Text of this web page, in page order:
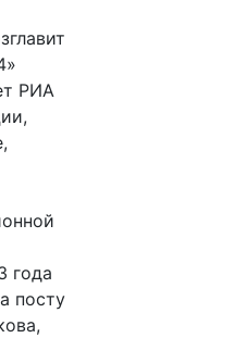
РИА
года
посту